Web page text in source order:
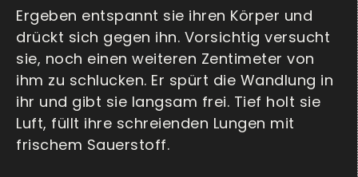
Ergeben entspannt sie ihren Körper und
drückt sich gegen ihn. Vorsichtig versucht
sie, noch einen weiteren Zentimeter von
ihm zu schlucken. Er spürt die Wandlung in
ihr und gibt sie langsam frei. Tief holt sie
Luft, füllt ihre schreienden Lungen mit
frischem Sauerstoff.